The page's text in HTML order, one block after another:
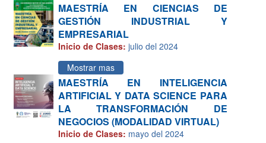
MAESTRÍA EN CIENCIAS DE
GESTIÓN INDUSTRIAL Y
EMPRESARIAL
Inicio de Clases: julio del 2024
Mostrar mas
MAESTRÍA EN INTELIGENCIA
ARTIFICIAL Y DATA SCIENCE PARA
LA TRANSFORMACIÓN DE
NEGOCIOS (MODALIDAD VIRTUAL)
Inicio de Clases: mayo del 2024